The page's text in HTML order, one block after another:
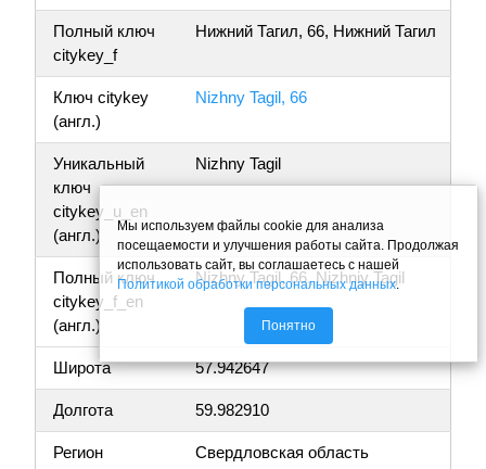
Полный ключ
citykey_f
Нижний Тагил, 66, Нижний Тагил
Ключ citykey
(англ.)
Nizhny Tagil, 66
Уникальный
ключ
citykey_u_en
(англ.)
Nizhny Tagil
Полный ключ
citykey_f_en
(англ.)
Nizhny Tagil, 66, Nizhniy Tagil
Широта 57.942647
Долгота 59.982910
Регион Свердловская область
Мы используем файлы cookie для анализа
посещаемости и улучшения работы сайта. Продолжая
использовать сайт, вы соглашаетесь с нашей
Политикой обработки персональных данных.
Понятно